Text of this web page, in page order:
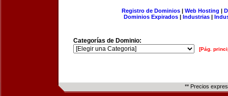
Registro de Dominios| Web Hosting |
Dominios Expirados | Industrias |
Categorías de Dominio:
[Pág.
** Precios